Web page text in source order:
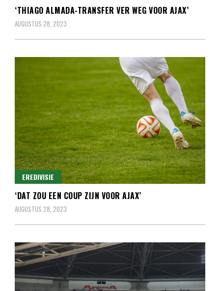
‘THIAGO ALMADA-TRANSFER VER WEG VOOR AJAX’
AUGUSTUS 28, 2023
EREDIVISIE
‘DAT ZOU EEN COUP ZIJN VOOR AJAX’
AUGUSTUS 28, 2023